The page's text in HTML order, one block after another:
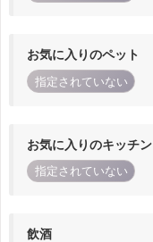
お気に入りのペット
指定されていない
お気に入りのキッチン
指定されていない
飲酒